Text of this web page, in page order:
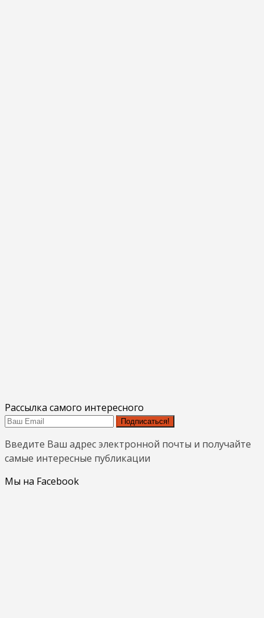
Рассылка самого интересного
Подписаться!
Введите Ваш адрес электронной почты и получайте
самые интересные публикации
Мы на Facebook